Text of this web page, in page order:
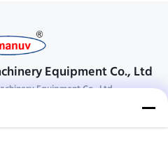
Equipment Co., Ltd
Equipment Co., Ltd
op.